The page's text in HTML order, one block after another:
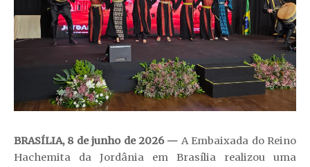
BRASÍLIA, 8 de junho de 2026 — A Embaixada do Reino
Hachemita da Jordânia em Brasília realizou uma